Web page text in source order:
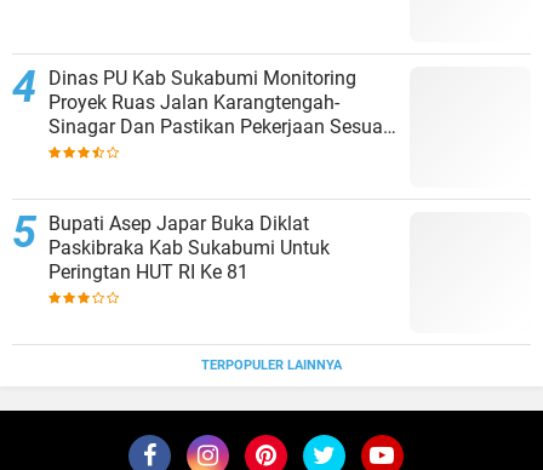
Dinas PU Kab Sukabumi Monitoring
Proyek Ruas Jalan Karangtengah-
Sinagar Dan Pastikan Pekerjaan Sesuai
Spesifikasi Teknis
Bupati Asep Japar Buka Diklat
Paskibraka Kab Sukabumi Untuk
Peringtan HUT RI Ke 81
TERPOPULER LAINNYA